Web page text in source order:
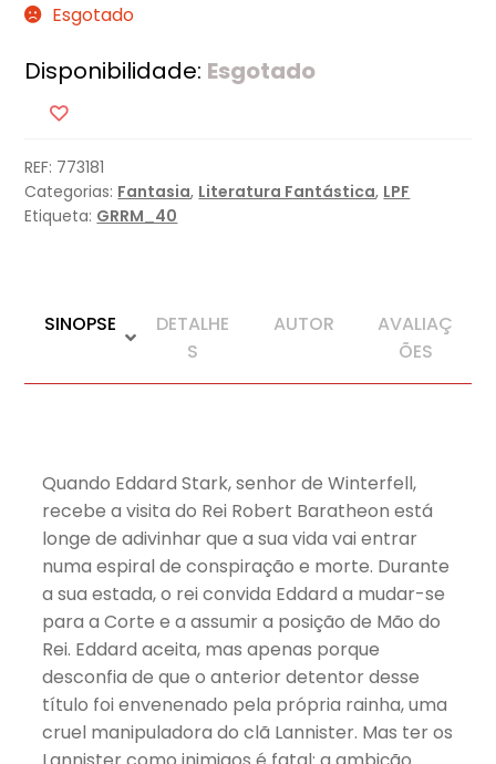
Esgotado
Disponibilidade: Esgotado
REF: 773181
Categorias: Fantasia, Literatura Fantástica, LPF
Etiqueta: GRRM_40
SINOPSE
DETALHE
S
AUTOR
AVALIAÇ
ÕES
Quando Eddard Stark, senhor de Winterfell,
recebe a visita do Rei Robert Baratheon está
longe de adivinhar que a sua vida vai entrar
numa espiral de conspiração e morte. Durante
a sua estada, o rei convida Eddard a mudar-se
para a Corte e a assumir a posição de Mão do
Rei. Eddard aceita, mas apenas porque
desconfia de que o anterior detentor desse
título foi envenenado pela própria rainha, uma
cruel manipuladora do clã Lannister. Mas ter os